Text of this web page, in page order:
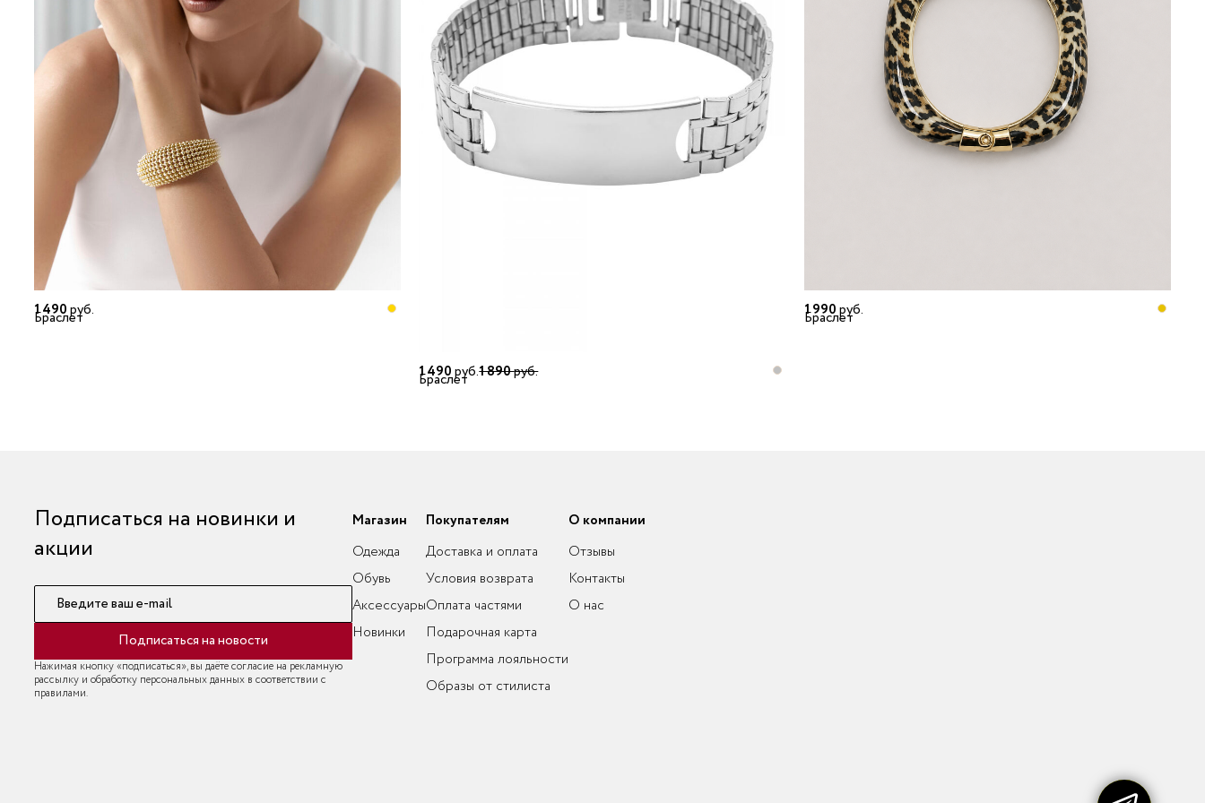
1 490руб.
Браслет
1 490руб.1 890руб.
Браслет
1 990руб.
Браслет
Подписаться на новинки и
акции
Введите ваш e-mail
Подписаться на новости
Нажимая кнопку «подписаться», вы даёте согласие на рекламную
рассылку и обработку персональных данных в соответствии с
правилами.
Магазин
Одежда
Обувь
Аксессуары
Новинки
Покупателям
Доставка и оплата
Условия возврата
Оплата частями
Подарочная карта
Программа лояльности
Образы от стилиста
О компании
Отзывы
Контакты
О нас